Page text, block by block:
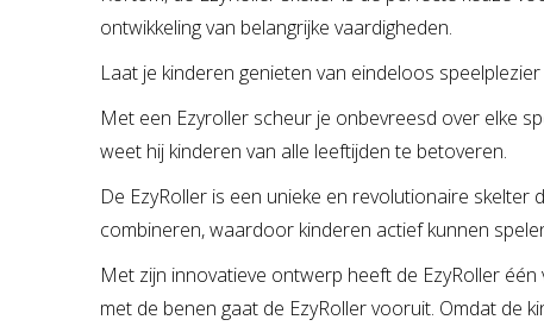
ontwikkeling van belangrijke vaardigheden.
Laat je kinderen genieten van eindeloos
Met een Ezyroller scheur je onbevreesd over elke
weet hij kinderen van alle leeftijden te betoveren.
De EzyRoller is een unieke en revolutionaire
combineren, waardoor kinderen actief kunnen
Met zijn innovatieve ontwerp heeft de EzyRoller
met de benen gaat de EzyRoller vooruit. Omdat de